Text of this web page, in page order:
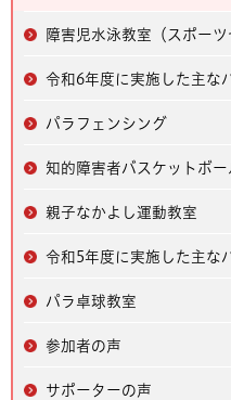
障害児水泳教室（スポーツ
令和6年度に実施した主な
パラフェンシング
知的障害者バスケットボー
親子なかよし運動教室
令和5年度に実施した主な
パラ卓球教室
参加者の声
サポーターの声